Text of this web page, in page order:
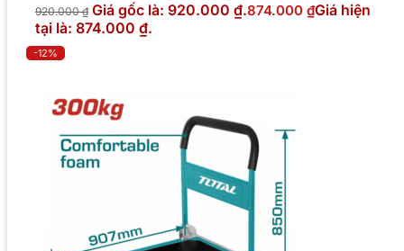
920.000₫ Giá gốc là: 920.000 ₫.874.000 ₫Giá hiện
tại là: 874.000 ₫.
-12%